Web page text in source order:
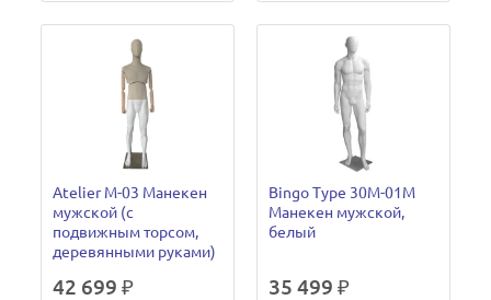
Atelier M-03 Манекен
мужской (с
подвижным торсом,
деревянными руками)
42 699 ₽
Bingo Type 30M-01M
Манекен мужской,
белый
35 499 ₽